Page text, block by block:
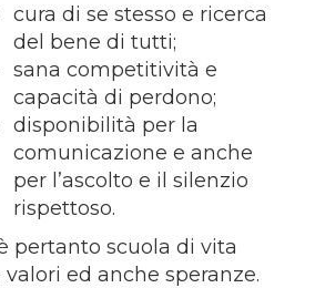
cura di se stesso e ricerca
del bene di tutti;
sana competitività e
capacità di perdono;
disponibilità per la
comunicazione e anche
per l’ascolto e il silenzio
rispettoso.
pertanto scuola di vita
ed anche speranze.